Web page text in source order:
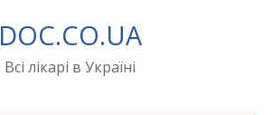
DOC.CO.UA
Всі лікарі в Україні